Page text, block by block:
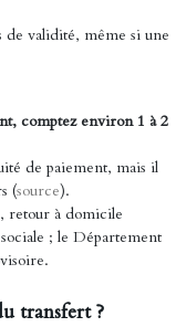
de validité, même si une
comptez environ 1 à 2
de paiement, mais il
(source).
retour à domicile
sociale ; le Département
transfert ?